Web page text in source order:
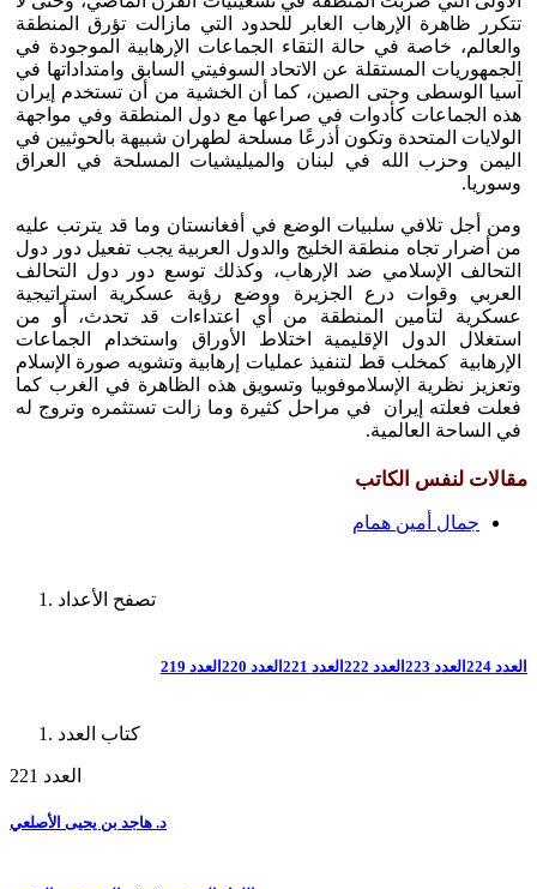
تتكرر ظاهرة الإرهاب العابر للحدود التي مازالت تؤرق المنطقة
والعالم، خاصة في حالة التقاء الجماعات الإرهابية الموجودة في
الجمهوريات المستقلة عن الاتحاد السوفيتي السابق وامتداداتها في
آسيا الوسطى وحتى الصين، كما أن الخشية من أن تستخدم إيران
هذه الجماعات كأدوات في صراعها مع دول المنطقة وفي مواجهة
الولايات المتحدة وتكون أذرعًا مسلحة لطهران شبيهة بالحوثيين في
اليمن وحزب الله في لبنان والميليشيات المسلحة في العراق
وسوريا.
ومن أجل تلافي سلبيات الوضع في أفغانستان وما قد يترتب عليه
من أضرار تجاه منطقة الخليج والدول العربية يجب تفعيل دور دول
التحالف الإسلامي ضد الإرهاب، وكذلك توسع دور دول التحالف
العربي وقوات درع الجزيرة ووضع رؤية عسكرية استراتيجية
عسكرية لتأمين المنطقة من أي اعتداءات قد تحدث، أو من
استغلال الدول الإقليمية اختلاط الأوراق واستخدام الجماعات
الإرهابية كمخلب قط لتنفيذ عمليات إرهابية وتشويه صورة الإسلام
وتعزيز نظرية الإسلاموفوبيا وتسويق هذه الظاهرة في الغرب كما
فعلت فعلته إيران في مراحل كثيرة وما زالت تستثمره وتروج له
في الساحة العالمية.
مقالات لنفس الكاتب
جمال أمين همام
تصفح الأعداد
العدد 224 العدد 223 العدد 222 العدد 221 العدد 220 العدد 219
كتاب العدد
العدد 221
د. هاجد بن يحيى الأصلعي